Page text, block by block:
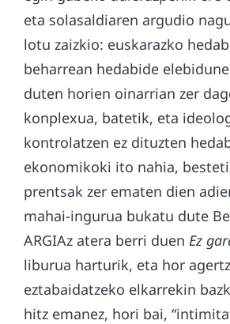
eta solasaldiaren argudio
lotu zaizkio: euskarazko
beharrean hedabide
duten horien oinarrian zer
konplexua, batetik, eta
kontrolatzen ez dituzten
ekonomikoki ito nahia,
prentsak zer ematen dien
mahai-ingurua bukatu dute
ARGIAz atera berri duen Ez
liburua harturik, eta hor
eztabaidatzeko elkarrekin
hitz emanez, hori bai,